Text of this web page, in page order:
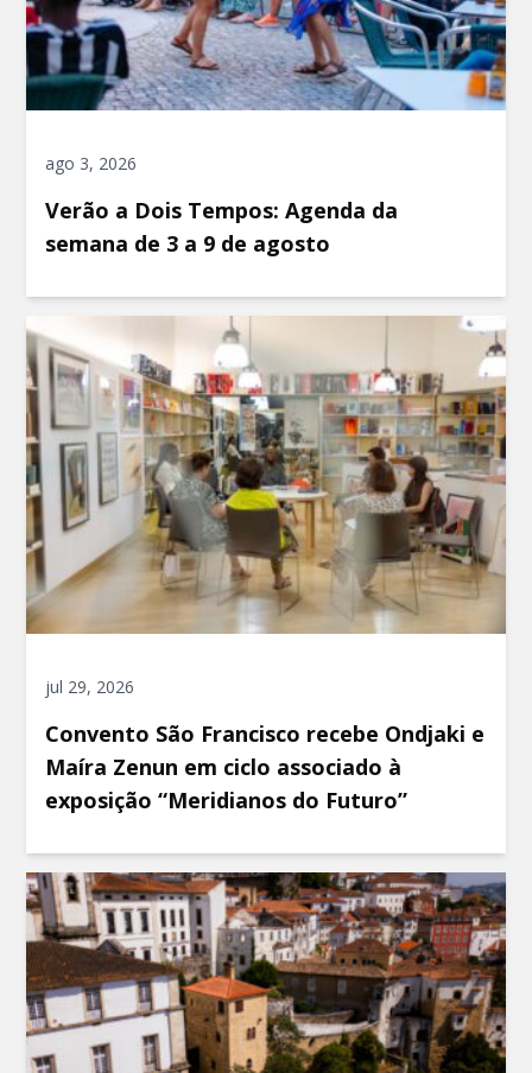
ago 3, 2026
Verão a Dois Tempos: Agenda da
semana de 3 a 9 de agosto
jul 29, 2026
Convento São Francisco recebe Ondjaki e
Maíra Zenun em ciclo associado à
exposição “Meridianos do Futuro”